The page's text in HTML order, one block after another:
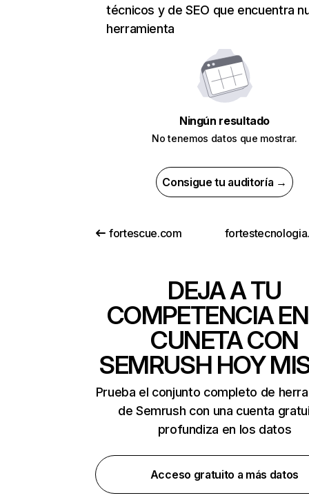
técnicos y de SEO que encuentra
herramienta
Ningún resultado
No tenemos datos que mostrar.
Consigue tu auditoría →
fortescue.com
DEJA A TU
COMPETENCIA
CUNETA CON
SEMRUSH HOY
Prueba el conjunto completo de
de Semrush con una cuenta
profundiza en los datos
Acceso gratuito a más datos